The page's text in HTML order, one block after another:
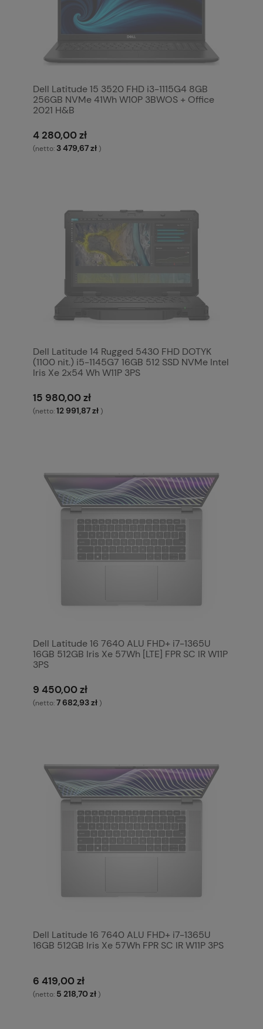
Dell Latitude 15 3520 FHD i3-1115G4 8GB
256GB NVMe 41Wh W10P 3BWOS + Office
2021 H&B
4 280,00 zł
(netto:3 479,67 zł )
Dell Latitude 14 Rugged 5430 FHD DOTYK
(1100 nit.) i5-1145G7 16GB 512 SSD NVMe Intel
Iris Xe 2x54 Wh W11P 3PS
15 980,00 zł
(netto:12 991,87 zł )
Dell Latitude 16 7640 ALU FHD+ i7-1365U
16GB 512GB Iris Xe 57Wh [LTE] FPR SC IR W11P
3PS
9 450,00 zł
(netto:7 682,93 zł )
Dell Latitude 16 7640 ALU FHD+ i7-1365U
16GB 512GB Iris Xe 57Wh FPR SC IR W11P 3PS
6 419,00 zł
(netto: 5 218,70 zł )